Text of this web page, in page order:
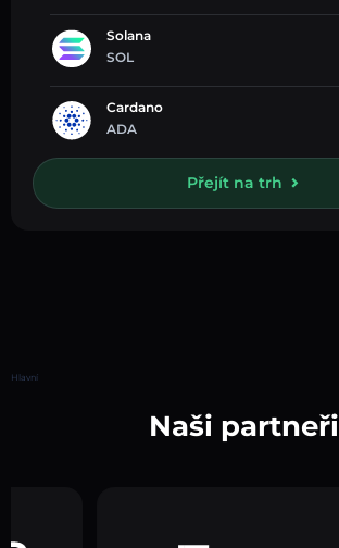
Solana
SOL
Cardano
ADA
Přejít na trh
Hlavní
Naši partneři